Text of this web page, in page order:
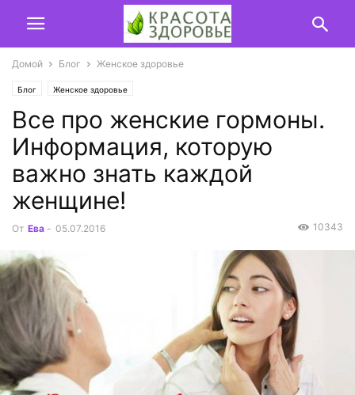
Домой Блог Женское здоровье
Блог Женское здоровье
Все про женские гормоны.
Информация, которую
важно знать каждой
женщине!
От Ева - 05.07.2016 10343